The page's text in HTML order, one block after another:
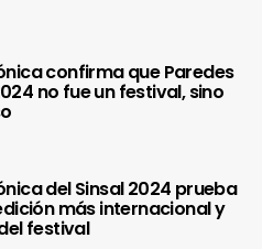
confirma que Paredes
no fue un festival, sino
del Sinsal 2024 prueba
más internacional y
festival